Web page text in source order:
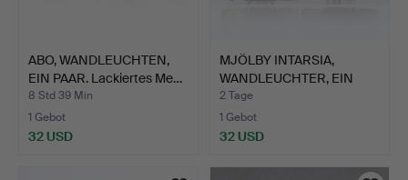
ABO, WANDLEUCHTEN,
EIN PAAR. Lackiertes Me…
8 Std 39 Min
1 Gebot
32 USD
MJÖLBY INTARSIA,
WANDLEUCHTER, EIN
PAAR. M…
2 Tage
1 Gebot
32 USD